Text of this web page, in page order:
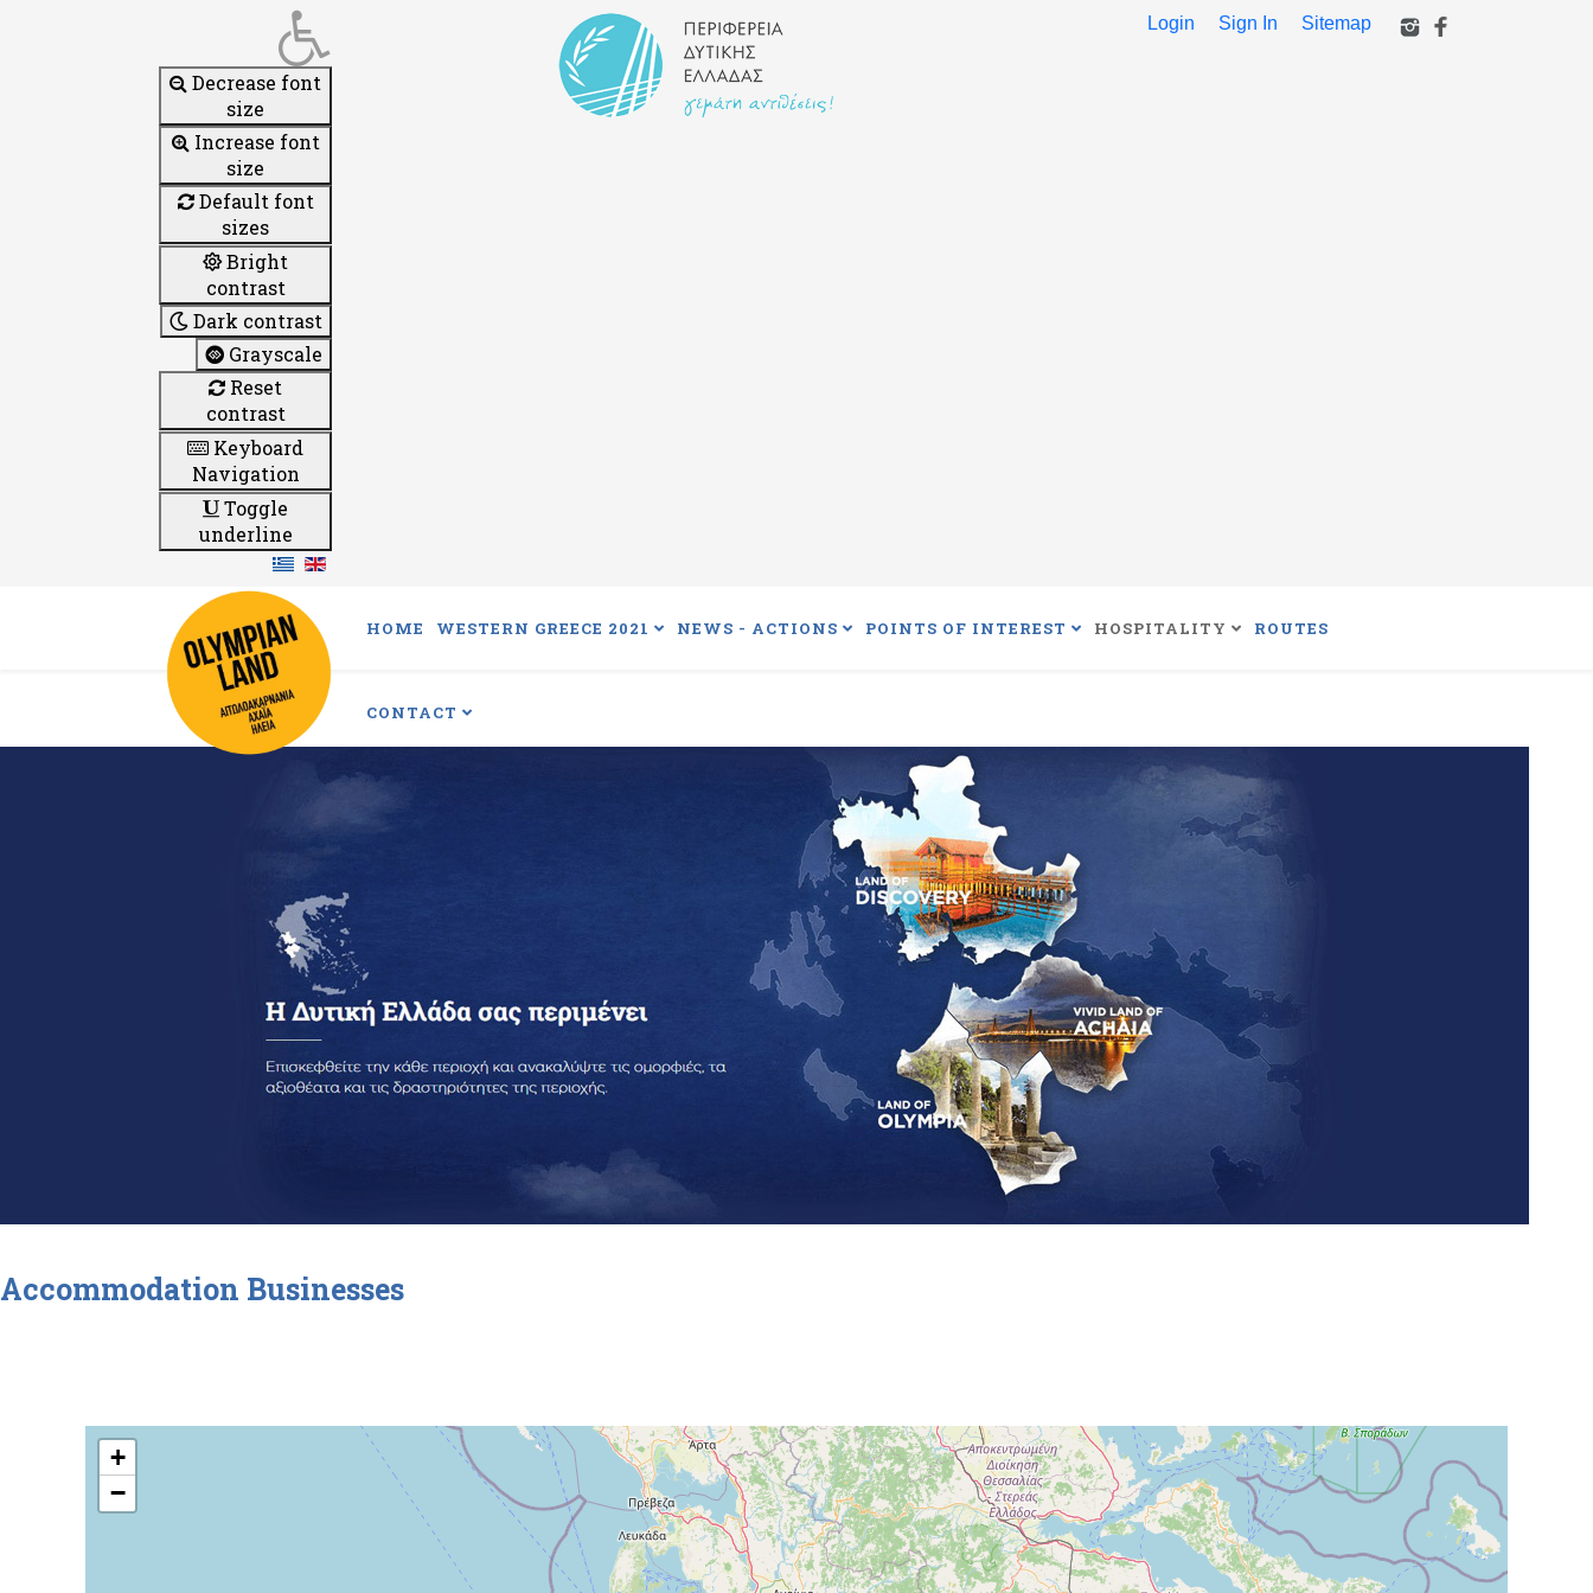
Decrease font
size
Increase font
size
Default font
sizes
Bright
contrast
Dark contrast
Grayscale
Reset
contrast
Keyboard
Navigation
Toggle
underline
Login Sign In Sitemap
HOME WESTERN GREECE 2021 NEWS - ACTIONS POINTS OF INTEREST HOSPITALITY ROUTES
CONTACT
Accommodation Businesses
+
−